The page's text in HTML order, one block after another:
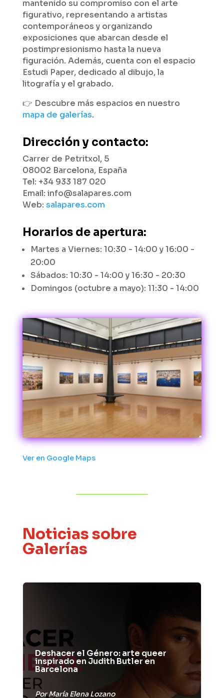
mantenido su compromiso con el arte
figurativo, representando a artistas
contemporáneos y organizando
exposiciones que abarcan desde el
postimpresionismo hasta la nueva
figuración. Además, cuenta con el espacio
Estudi Paper, dedicado al dibujo, la
litografía y el grabado.
👉 Descubre más espacios en nuestro
mapa de galerías.
Dirección y contacto:
Carrer de Petritxol, 5
08002 Barcelona, España
Tel: +34 933 187 020
Email: info@salapares.com
Web: salapares.com
Horarios de apertura:
Martes a Viernes: 10:30 - 14:00 y 16:00 -
20:00
Sábados: 10:30 - 14:00 y 16:30 - 20:30
Domingos (octubre a mayo): 11:30 - 14:00
Ver en Google Maps
Noticias sobre
Galerías
Deshacer el Género: arte queer
inspirado en Judith Butler en
Barcelona
PorMaría Elena Lozano